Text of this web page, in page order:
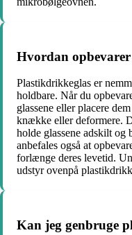
Hvordan
Plastikdrikkeglas er
holdbare. Når du
glassene eller placere
knække eller deformere.
holde glassene adskilt og
anbefales også at
forlænge deres levetid.
udstyr ovenpå
Kan jeg genbruge